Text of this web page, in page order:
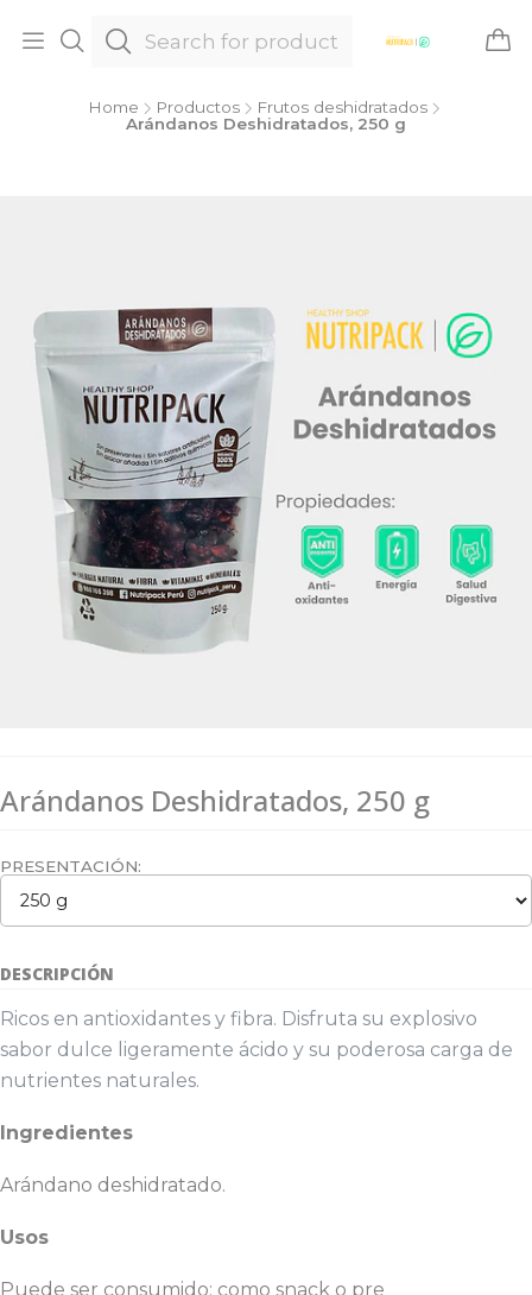
Home Productos
Frutos deshidratados
Arándanos Deshidratados, 250 g
Arándanos Deshidratados, 250 g
PRESENTACIÓN:
DESCRIPCIÓN
Ricos en antioxidantes y fibra. Disfruta su explosivo
sabor dulce ligeramente ácido y su poderosa carga de
nutrientes naturales.
Ingredientes
Arándano deshidratado.
Usos
Puede ser consumido: como snack o pre